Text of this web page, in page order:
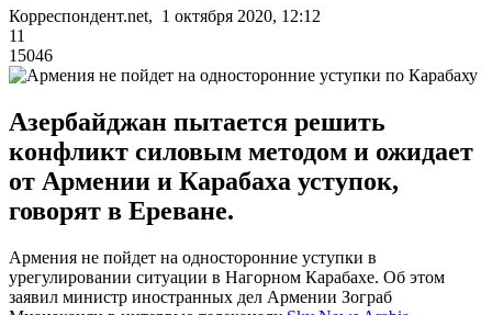
Корреспондент.net, 1 октября 2020, 12:12
11
15046
Азербайджан пытается решить
конфликт силовым методом и ожидает
от Армении и Карабаха уступок,
говорят в Ереване.
Армения не пойдет на односторонние уступки в
урегулировании ситуации в Нагорном Карабахе. Об этом
заявил министр иностранных дел Армении Зограб